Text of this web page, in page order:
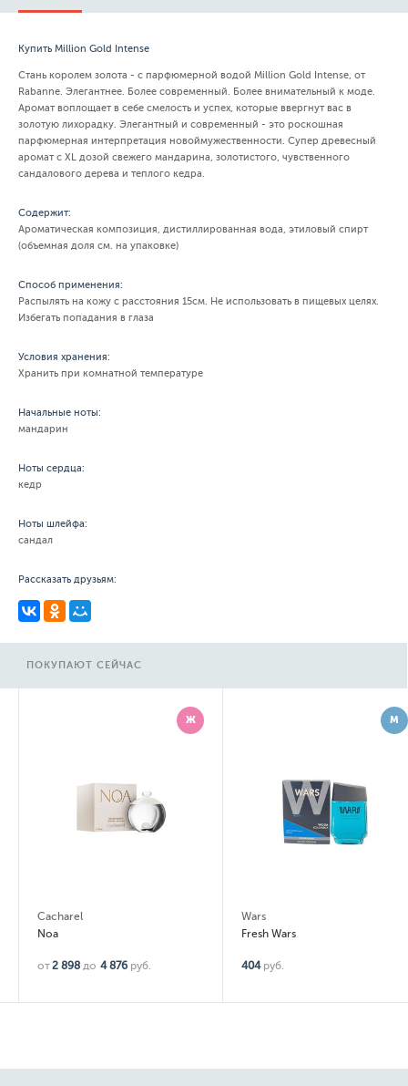
Купить Million Gold Intense
Стань королем золота - с парфюмерной водой Million Gold Intense, от
Rabanne. Элегантнее. Более современный. Более внимательный к моде.
Аромат воплощает в себе смелость и успех, которые ввергнут вас в
золотую лихорадку. Элегантный и современный - это роскошная
парфюмерная интерпретация новоймужественности. Супер древесный
аромат с XL дозой свежего мандарина, золотистого, чувственного
сандалового дерева и теплого кедра.
Содержит:
Ароматическая композиция, дистиллированная вода, этиловый спирт
(объемная доля см. на упаковке)
Способ применения:
Распылять на кожу с расстояния 15см. Не использовать в пищевых целях.
Избегать попадания в глаза
Условия хранения:
Хранить при комнатной температуре
Начальные ноты:
мандарин
Ноты сердца:
кедр
Ноты шлейфа:
сандал
Рассказать друзьям:
ПОКУПАЮТ СЕЙЧАС
Cacharel
2 898 до 4 876 руб.
Wars
Fresh Wars
руб.